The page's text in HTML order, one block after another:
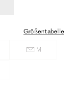
Größentabelle
M